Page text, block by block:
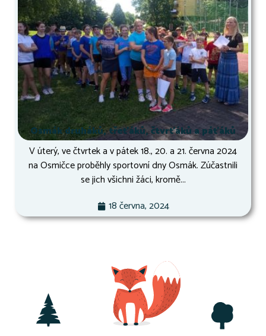
Osmák druháků, třeťáků, čtvrťáků a páťáků
V úterý, ve čtvrtek a v pátek 18., 20. a 21. června 2024
na Osmičce proběhly sportovní dny Osmák. Zúčastnili
se jich všichni žáci, kromě...
18 června, 2024